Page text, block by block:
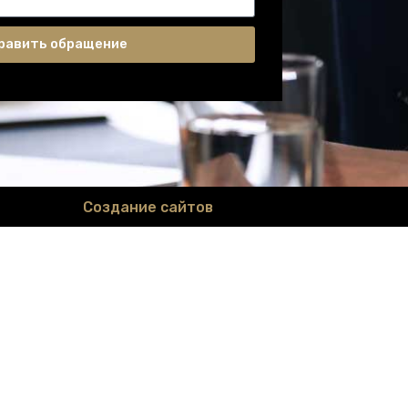
обращение
Создание сайтов